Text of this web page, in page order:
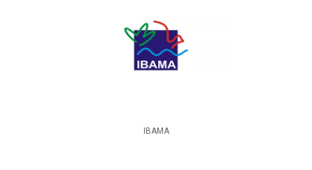
IBAMA